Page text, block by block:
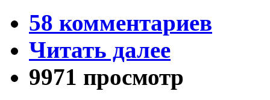
58 комментариев
Читать далее
9971 просмотр